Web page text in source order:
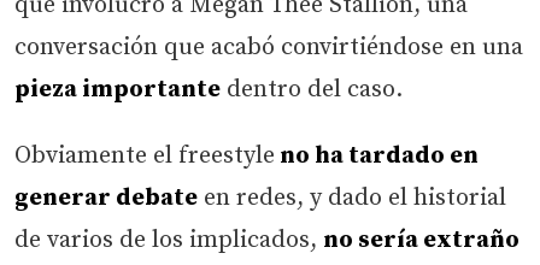
conversación que acabó convirtiéndose en una
pieza importante dentro del caso.
Obviamente el freestyle no ha tardado en
generar debate en redes, y dado el historial
de varios de los implicados, no sería extraño